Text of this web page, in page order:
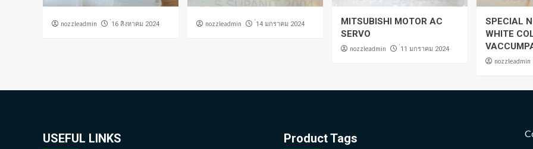
nozzleadmin ่16 สิงหาคม 2024 nozzleadmin ่14 มกราคม 2024
MITSUBISHI MOTOR AC
SERVO
nozzleadmin ่11 มกราคม 2024
SPECIAL
WHITE
nozzleadmin
USEFUL LINKS Product Tags